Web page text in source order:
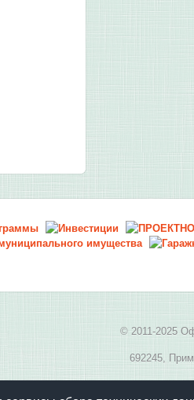
© 2011-2025
692245,